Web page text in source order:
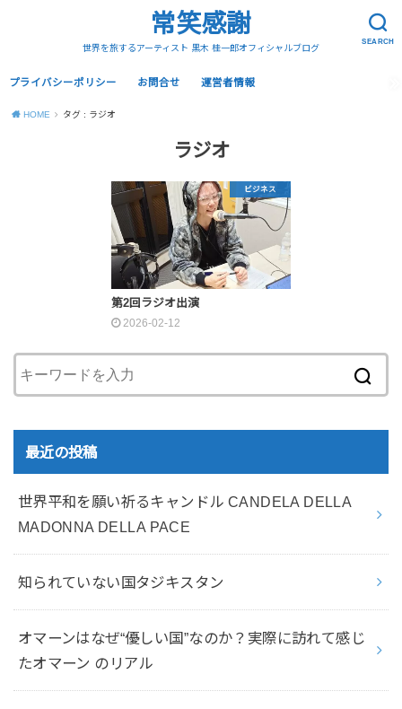
SEARCH
常笑感謝
世界を旅するアーティスト 黒木 桂一郎オフィシャルブログ
プライバシーポリシー お問合せ 運営者情報
HOME タグ : ラジオ
ラジオ
ビジネス
第2回ラジオ出演
2026-02-12
最近の投稿
世界平和を願い祈るキャンドル CANDELA DELLA
MADONNA DELLA PACE
知られていない国タジキスタン
オマーンはなぜ“優しい国”なのか？実際に訪れて感じ
たオマーン のリアル